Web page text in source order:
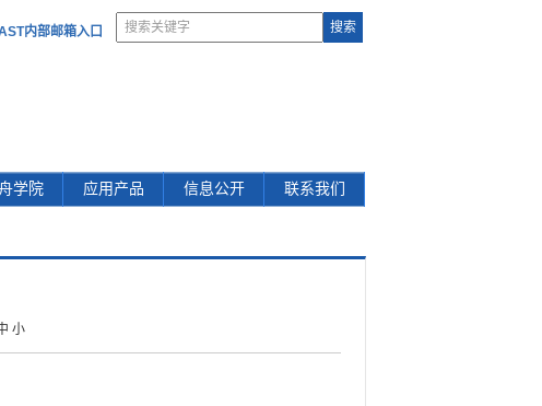
内部邮箱入口
学院 应用产品 信息公开 联系我们
小